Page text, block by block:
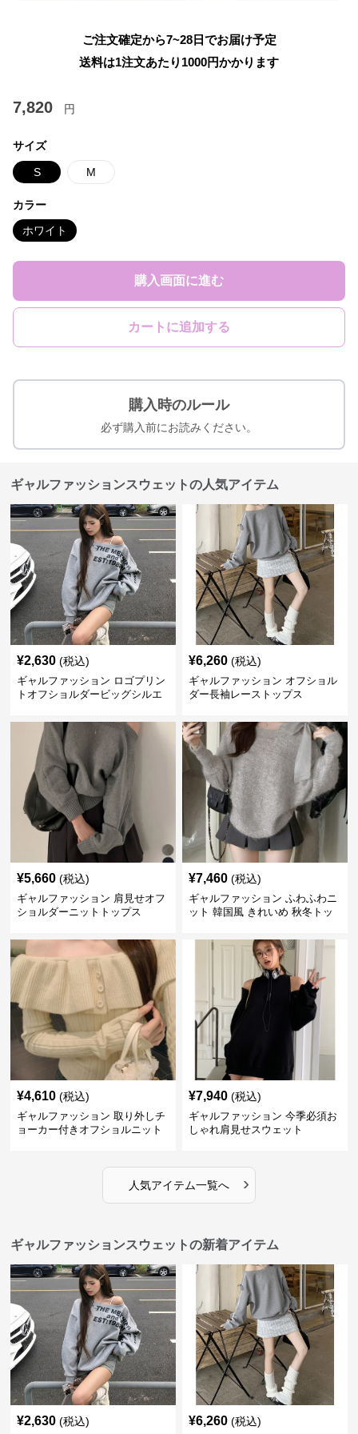
ご注文確定から7~28日でお届け予定
送料は1注文あたり 1000円かかります
7,820 円
サイズ
S M
カラー
ホワイト
購入画面に進む
カートに追加する
購入時のルール
必ず購入前にお読みください。
ギャルファッションスウェットの人気アイテム
¥2,630 (税込)
ギャルファッション ロゴプリン
トオフショルダービッグシルエ
¥6,260 (税込)
ギャルファッション オフショル
ダー長袖レーストップス
¥5,660 (税込)
ギャルファッション 肩見せオフ
ショルダーニットトップス
¥7,460 (税込)
ギャルファッション ふわふわニ
ット 韓国風 きれいめ 秋冬トッ
¥4,610 (税込)
ギャルファッション 取り外しチ
ョーカー付きオフショルニット
¥7,940 (税込)
ギャルファッション 今季必須お
しゃれ肩見せスウェット
人気アイテム一覧へ ›
ギャルファッションスウェットの新着アイテム
¥2,630 (税込) ¥6,260 (税込)